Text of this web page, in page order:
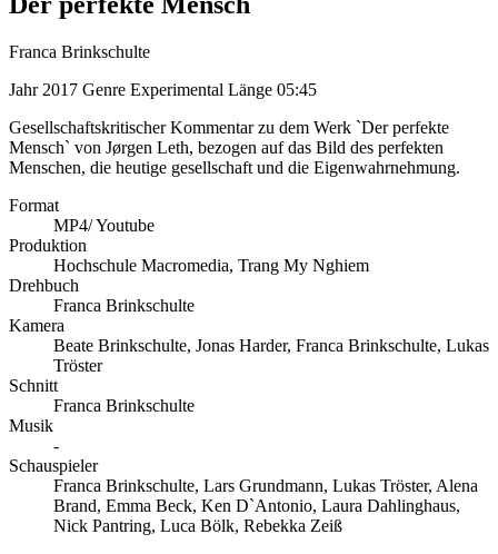
Franca Brinkschulte
Jahr2017 Genre Experimental Länge 05:45
Gesellschaftskritischer Kommentar zu dem Werk `Der perfekte
Mensch` von Jørgen Leth, bezogen auf das Bild des perfekten
Menschen, die heutige gesellschaft und die Eigenwahrnehmung.
Format
MP4/ Youtube
Produktion
Hochschule Macromedia, Trang My Nghiem
Drehbuch
Franca Brinkschulte
Kamera
Beate Brinkschulte, Jonas Harder, Franca Brinkschulte, Lukas
Tröster
Schnitt
Franca Brinkschulte
Musik
-
Schauspieler
Franca Brinkschulte, Lars Grundmann, Lukas Tröster, Alena
Brand, Emma Beck, Ken D`Antonio, Laura Dahlinghaus,
Nick Pantring, Luca Bölk, Rebekka Zeiß